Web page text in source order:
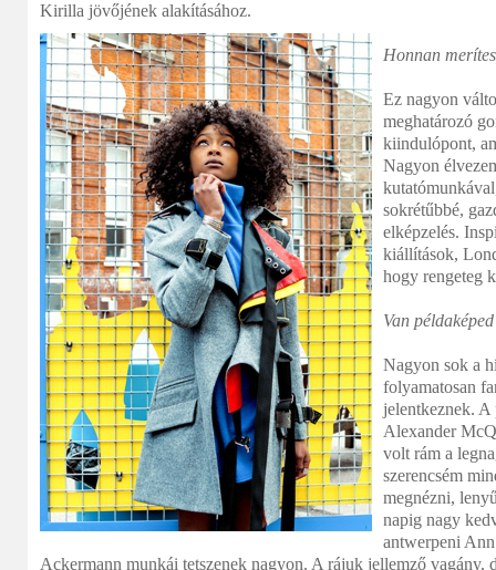
Kirilla jövőjének alakításához.
Honnan
Ez nagyon
meghatározó
kiindulópont,
Nagyon
sokrétűbbé,
elképzelés.
kiállítások,
hogy rengeteg
Van
Nagyon sok a
folyamatosan
jelentkeznek. A
Alexander
volt rám a
szerencsém
megnézni,
napig nagy
antwerpeni
Ackermann munkái tetszenek nagyon. A rájuk jellemző vagány,